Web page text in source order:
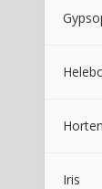
Iris